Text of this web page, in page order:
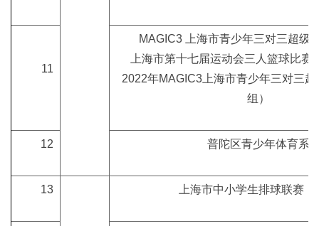
11
MAGIC3 上海市青少年三对三超级
上海市第十七届运动会三人篮球比赛
2022年MAGIC3上海市青少年三对三
组）
12 普陀区青少年体育系
13 上海市中小学生排球联赛